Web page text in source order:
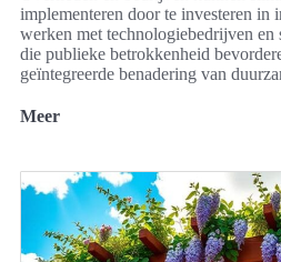
implementeren door te investeren in
werken met technologiebedrijven en
die publieke betrokkenheid
geïntegreerde benadering van
Meer